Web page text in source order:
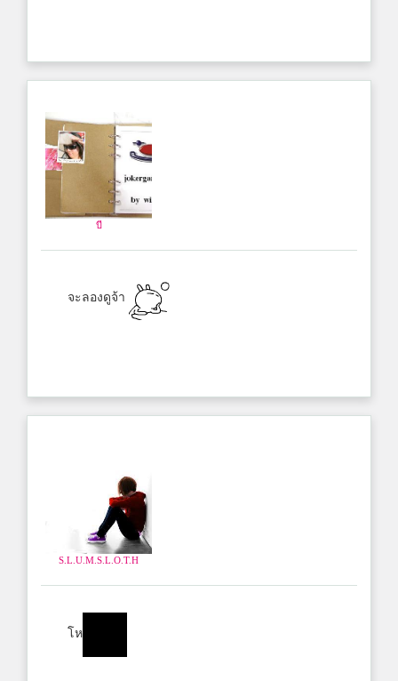
บี
จะลองดูจ้า
S.L.U.M.S.L.O.T.H
โห